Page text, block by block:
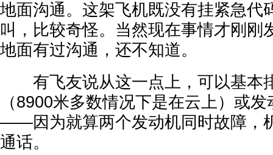
地面沟通。这架飞机既没有挂紧急代
叫，比较奇怪。当然现在事情才刚刚
地面有过沟通，还不知道。
有飞友说从这一点上，可以基本
（8900米多数情况下是在云上）或
——因为就算两个发动机同时故障，
通话。